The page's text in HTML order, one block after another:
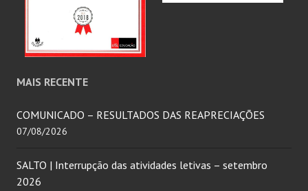
MAIS RECENTE
COMUNICADO – RESULTADOS DAS REAPRECIAÇÕES
07/08/2026
SALTO | Interrupção das atividades letivas – setembro
2026